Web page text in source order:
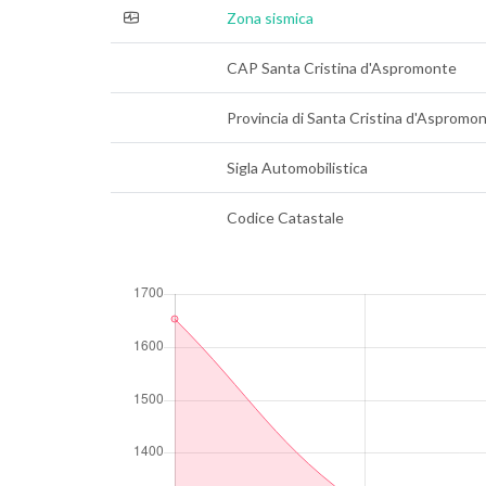
Zona sismica
CAP Santa Cristina d'Aspromonte
Provincia di Santa Cristina
Sigla Automobilistica
Codice Catastale